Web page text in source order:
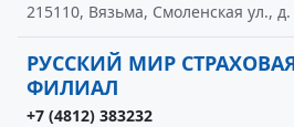
215110, Вязьма, Смоленская ул., д.
РУССКИЙ МИР
ФИЛИАЛ
+7 (4812) 383232